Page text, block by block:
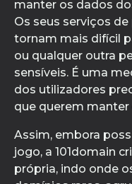
manter os dados
Os seus serviços
tornam mais difícil
ou qualquer outra
sensíveis. É uma
dos utilizadores
que querem
Assim, embora
jogo, a 101domain
própria, indo onde